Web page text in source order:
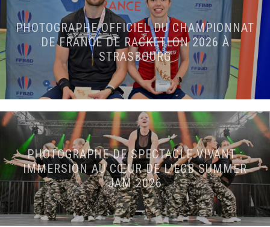
PHOTOGRAPHE OFFICIEL DU CHAMPIONNAT
DE FRANCE DE RACKETLON 2026 À
STRASBOURG
PHOTOGRAPHE DE SPECTACLE VIVANT :
IMMERSION AU CŒUR DE L’ECB SUMMER
JAM 2026